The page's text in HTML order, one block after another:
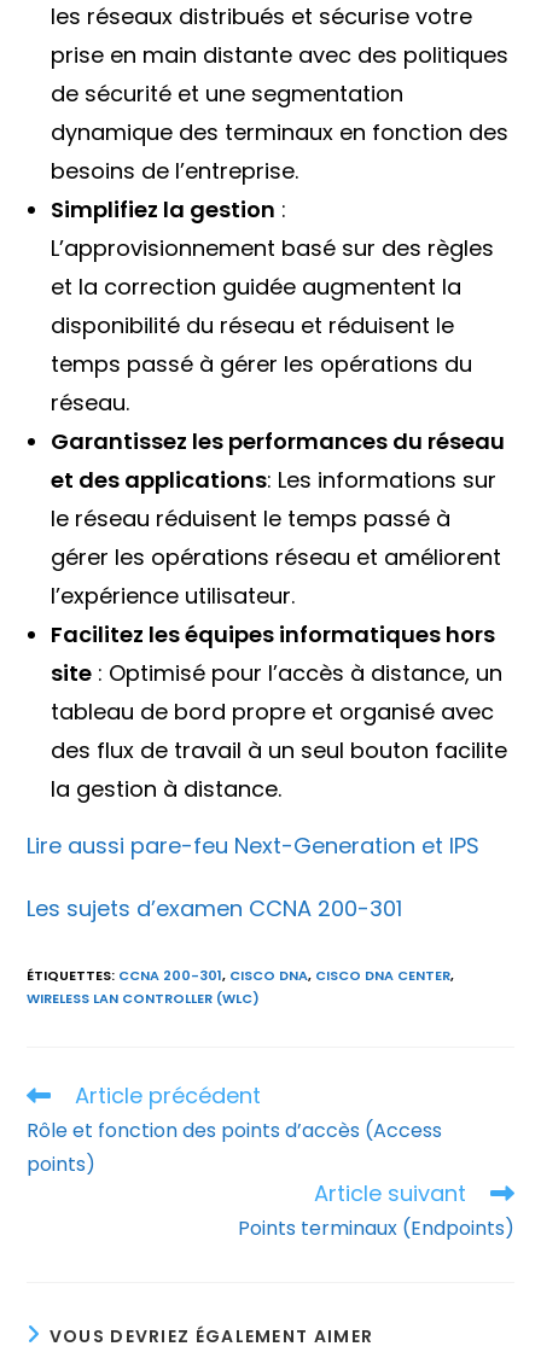
les réseaux distribués et sécurise votre
prise en main distante avec des politiques
de sécurité et une segmentation
dynamique des terminaux en fonction des
besoins de l’entreprise.
Simplifiez la gestion :
L’approvisionnement basé sur des règles
et la correction guidée augmentent la
disponibilité du réseau et réduisent le
temps passé à gérer les opérations du
réseau.
Garantissez les performances du réseau
et des applications: Les informations sur
le réseau réduisent le temps passé à
gérer les opérations réseau et améliorent
l’expérience utilisateur.
Facilitez les équipes informatiques hors
site : Optimisé pour l’accès à distance, un
tableau de bord propre et organisé avec
des flux de travail à un seul bouton facilite
la gestion à distance.
Lire aussi pare-feu Next-Generation et IPS
Les sujets d’examen CCNA 200-301
ÉTIQUETTES: CCNA 200-301, CISCO DNA, CISCO DNA CENTER,
WIRELESS LAN CONTROLLER (WLC)
Read
more
articles
Article précédent
Rôle et fonction des points d’accès (Access
points)
Article suivant
Points terminaux (Endpoints)
VOUS DEVRIEZ ÉGALEMENT AIMER